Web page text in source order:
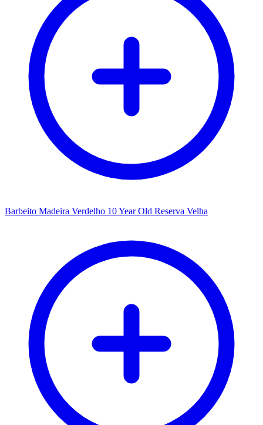
Barbeito Madeira Verdelho 10 Year Old Reserva Velha